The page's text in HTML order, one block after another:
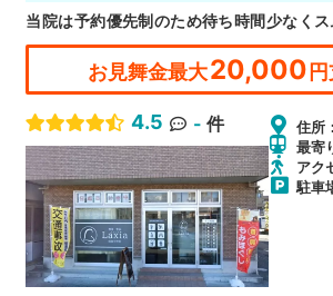
当院は予約優先制のため待ち時間少なくス
お見舞金最大20,000
4.5 - 件
住所
最寄
アク
駐車